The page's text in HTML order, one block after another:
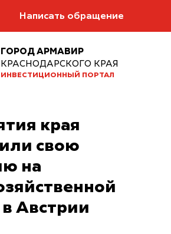
Написать обращение
ГОРОД АРМАВИР
КРАСНОДАРСКОГО КРАЯ
ИНВЕСТИЦИОННЫЙ ПОРТАЛ
края
свою
на
Австрии